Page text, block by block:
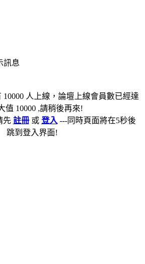
訊息
人上線，論壇上線會員數已經達
值 10000 ,請稍後再來!
先 註冊或 登入 ---同時頁面將在5秒後
跳到登入界面!